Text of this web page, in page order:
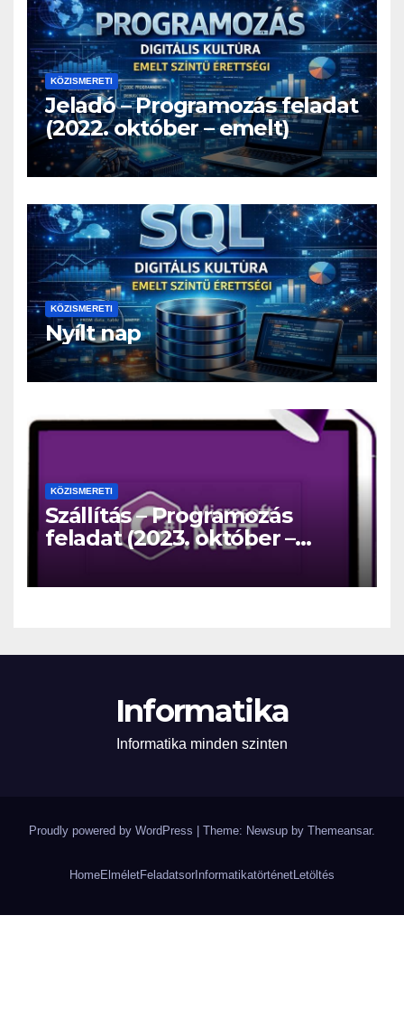
KÖZISMERETI
Jeladó – Programozás feladat
(2022. október – emelt)
KÖZISMERETI
Nyílt nap
KÖZISMERETI
Szállítás – Programozás
feladat (2023. október –
Informatika
Informatika minden szinten
Proudly powered by WordPress Theme: Newsup by Themeansar.
HomeElméletFeladatsorInformatikatörténetLetöltés